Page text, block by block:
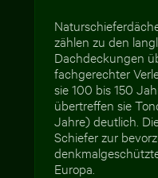
zählen zu den
Dachdeckungen
fachgerechter
sie 100 bis 150
übertreffen sie
Jahre) deutlich.
Schiefer zur
Europa.